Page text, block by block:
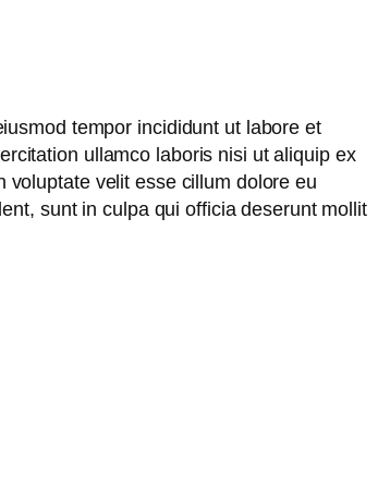
tempor incididunt ut labore et
ullamco laboris nisi ut aliquip ex
velit esse cillum dolore eu
sunt in culpa qui officia deserunt mollit